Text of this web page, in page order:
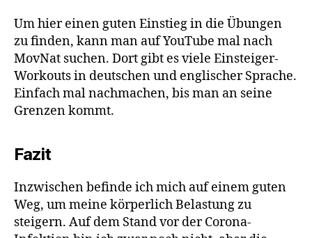
Um hier einen guten Einstieg in die Übungen
zu finden, kann man auf YouTube mal nach
MovNat suchen. Dort gibt es viele Einsteiger-
Workouts in deutschen und englischer Sprache.
Einfach mal nachmachen, bis man an seine
Grenzen kommt.
Fazit
Inzwischen befinde ich mich auf einem guten
Weg, um meine körperlich Belastung zu
steigern. Auf dem Stand vor der Corona-